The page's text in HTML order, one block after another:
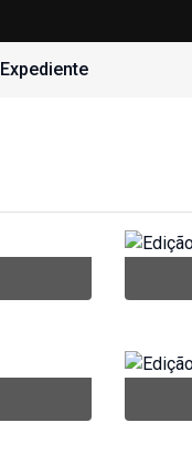
Expediente